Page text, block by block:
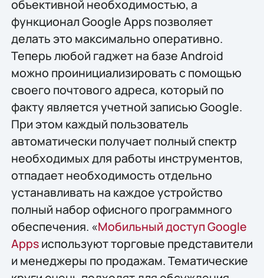
объективной необходимостью, а
функционал Google Apps позволяет
делать это максимально оперативно.
Теперь любой гаджет на базе Android
можно проинициализировать с помощью
своего почтового адреса, который по
факту является учетной записью Google.
При этом каждый пользователь
автоматически получает полный спектр
необходимых для работы инструментов,
отпадает необходимость отдельно
устанавливать на каждое устройство
полный набор офисного программного
обеспечения. «Мобильный доступ Google
Appsиспользуют торговые представители
и менеджеры по продажам. Тематические